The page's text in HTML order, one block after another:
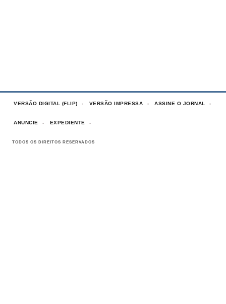
VERSÃO DIGITAL (FLIP) VERSÃO IMPRESSA ASSINE O JORNAL
ANUNCIE EXPEDIENTE
TODOS OS DIREITOS RESERVADOS